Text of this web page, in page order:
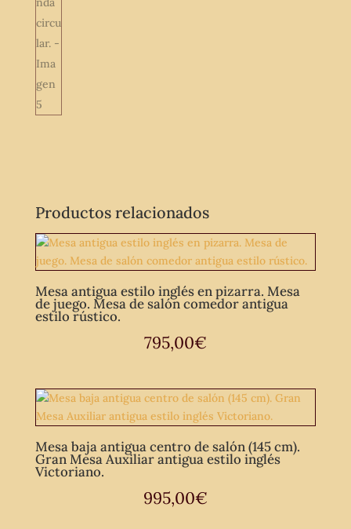
Productos relacionados
Mesa antigua estilo inglés en pizarra. Mesa
de juego. Mesa de salón comedor antigua
estilo rústico.
795,00€
Mesa baja antigua centro de salón (145 cm).
Gran Mesa Auxiliar antigua estilo inglés
Victoriano.
995,00€